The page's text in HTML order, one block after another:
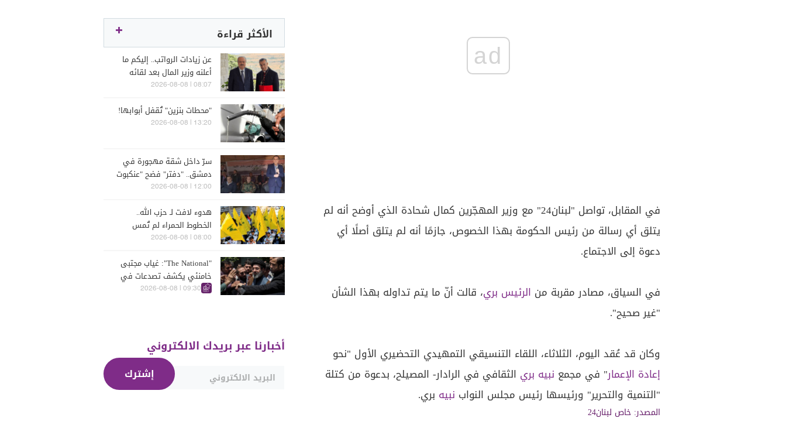
ad
في المقابل، تواصل "لبنان24" مع وزير المهجّرين كمال شحادة الذي أوضح أنه لم
يتلق أي رسالة من رئيس الحكومة بهذا الخصوص، جازمًا أنه لم يتلق أصلًا أي
دعوة إلى الاجتماع.
في السياق، مصادر مقربة من الرئيس بري، قالت أنّ ما يتم تداوله بهذا الشأن
"غير صحيح".
وكان قد عُقد اليوم، الثلاثاء، اللقاء التنسيقي التمهيدي التحضيري الأول "نحو
إعادة الإعمار" في مجمع نبيه بري الثقافي في الرادار- المصيلح، بدعوة من كتلة
"التنمية والتحرير" ورئيسها رئيس مجلس النواب نبيه بري.
المصدر: خاص لبنان24
الأكثر قراءة
عن زيادات الرواتب.. إليكم ما
أعلنه وزير المال بعد لقائه
الراعي
08:07 | 2026-08-08
"محطات بنزين" تُقفل أبوابها!
13:20 | 2026-08-08
سرّ داخل شقة مهجورة في
دمشق.. "دفتر" فضح "عنكبوت
الأسد"!"
12:00 | 2026-08-08
هدوء لافت لـ حزب الله..
الخطوط الحمراء لم تُمس
08:00 | 2026-08-08
"The National": غياب مجتبى
خامنئي يكشف تصدعات في
مركز القرار الإيراني
09:30 | 2026-08-08
أخبارنا عبر بريدك الالكتروني
إشترك